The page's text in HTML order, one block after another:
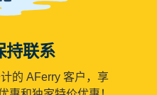
持联系
的 AFerry 客户，享